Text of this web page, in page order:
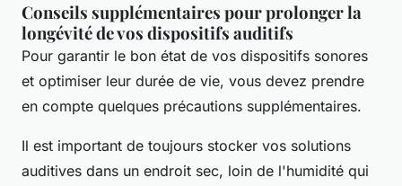
Conseils supplémentaires pour prolonger la
longévité de vos dispositifs auditifs
Pour garantir le bon état de vos dispositifs sonores
et optimiser leur durée de vie, vous devez prendre
en compte quelques précautions supplémentaires.
Il est important de toujours stocker vos solutions
auditives dans un endroit sec, loin de l'humidité qui